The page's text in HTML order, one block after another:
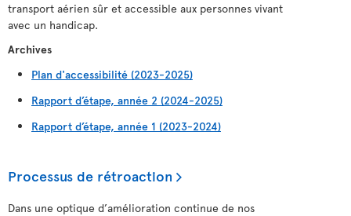
transport aérien sûr et accessible aux personnes vivant
avec un handicap.
Archives
Plan d'accessibilité (2023-2025)
Rapport d’étape, année 2 (2024-2025)
Rapport d’étape, année 1 (2023-2024)
Processus de rétroaction
Dans une optique d’amélioration continue de nos